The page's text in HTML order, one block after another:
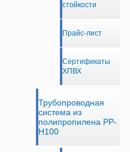
стойкости
Прайс-лист
Сертификаты
ХПВХ
Трубопроводная
система из
полипропилена PP-
H100